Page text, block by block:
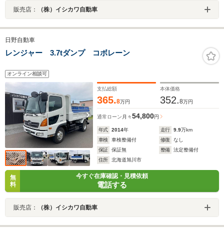
販売店： （株）イシカワ自動車
日野自動車
レンジャー 3.7tダンプ コボレーン
オンライン相談可
支払総額
365.8万円
本体価格
352.8万円
通常ローン 月々54,800円
年式 2014年 走行 9.9万km
車検
車検整備付 修復
なし
保証
保証無 整備
法定整備付
住所
北海道旭川市
無
料
今すぐ在庫確認・見積依頼
電話する
販売店： （株）イシカワ自動車